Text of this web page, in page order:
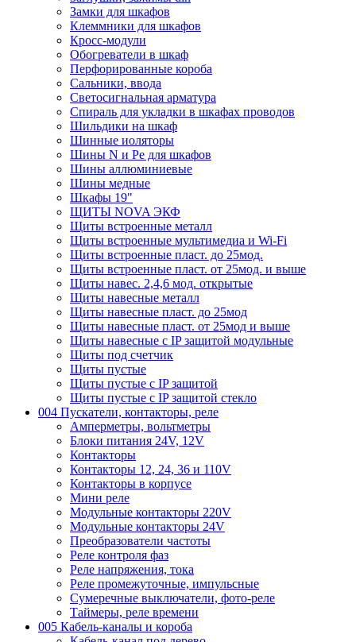
Замки для шкафов
Клеммники для шкафов
Кросс-модули
Обогреватели в шкаф
Перфорированные короба
Сальники, ввода
Светосигнальная арматура
Спираль для укладки в шкафах проводов
Шильдики на шкаф
Шинные иоляторы
Шины N и Pe для шкафов
Шины аллюминиевые
Шины медные
Шкафы 19"
ЩИТЫ NOVA ЭКФ
Щиты встроенные металл
Щиты встроенные мультимедиа и Wi-Fi
Щиты встроенные пласт. до 25мод.
Щиты встроенные пласт. от 25мод. и выше
Щиты навес. 2,4,6 мод. открытые
Щиты навесные металл
Щиты навесные пласт. до 25мод
Щиты навесные пласт. от 25мод и выше
Щиты навесные с IP защитой модульные
Щиты под счетчик
Щиты пустые
Щиты пустые с IP защитой
Щиты пустые с IP защитой стекло
004 Пускатели, контакторы, реле
Амперметры, вольтметры
Блоки питания 24V, 12V
Контакторы
Контакторы 12, 24, 36 и 110V
Контакторы в корпусе
Мини реле
Модульные контакторы 220V
Модульные контакторы 24V
Преобразователи частоты
Реле контроля фаз
Реле напряжения, тока
Реле промежуточные, импульсные
Сумеречные выключатели, фото-реле
Таймеры, реле времени
005 Кабель-каналы и короба